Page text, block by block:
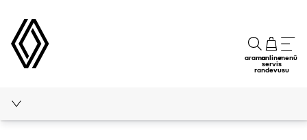
aramaonline
servis
randevusu
menü